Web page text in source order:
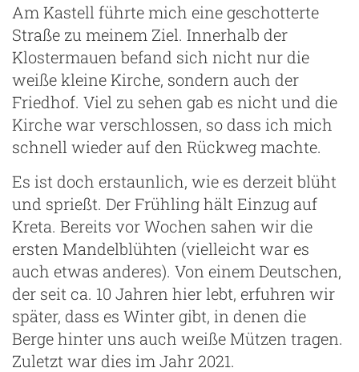
Am Kastell führte mich eine geschotterte
Straße zu meinem Ziel. Innerhalb der
Klostermauen befand sich nicht nur die
weiße kleine Kirche, sondern auch der
Friedhof. Viel zu sehen gab es nicht und die
Kirche war verschlossen, so dass ich mich
schnell wieder auf den Rückweg machte.
Es ist doch erstaunlich, wie es derzeit blüht
und sprießt. Der Frühling hält Einzug auf
Kreta. Bereits vor Wochen sahen wir die
ersten Mandelblühten (vielleicht war es
auch etwas anderes). Von einem Deutschen,
der seit ca. 10 Jahren hier lebt, erfuhren wir
später, dass es Winter gibt, in denen die
Berge hinter uns auch weiße Mützen tragen.
Zuletzt war dies im Jahr 2021.